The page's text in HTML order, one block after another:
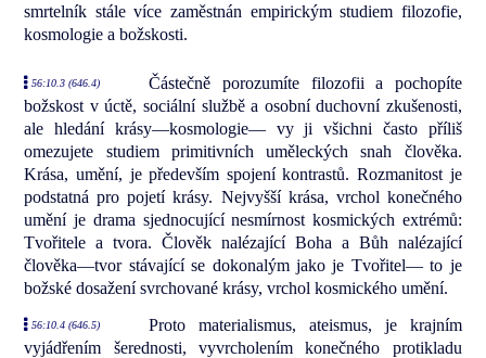
smrtelník stále více zaměstnán empirickým studiem filozofie,
kosmologie a božskosti.
56:10.3 (646.4)
Částečně porozumíte filozofii a pochopíte
božskost v úctě, sociální službě a osobní duchovní zkušenosti,
ale hledání krásy—kosmologie— vy ji všichni často příliš
omezujete studiem primitivních uměleckých snah člověka.
Krása, umění, je především spojení kontrastů. Rozmanitost je
podstatná pro pojetí krásy. Nejvyšší krása, vrchol konečného
umění je drama sjednocující nesmírnost kosmických extrémů:
Tvořitele a tvora. Člověk nalézající Boha a Bůh nalézající
člověka—tvor stávající se dokonalým jako je Tvořitel— to je
božské dosažení svrchované krásy, vrchol kosmického umění.
56:10.4 (646.5)
Proto materialismus, ateismus, je krajním
vyjádřením šerednosti, vyvrcholením konečného protikladu